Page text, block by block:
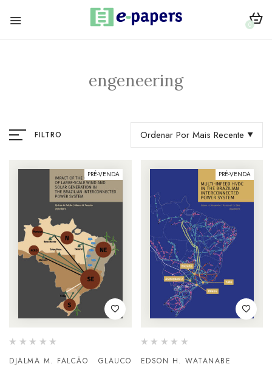
0
engeneering
FILTRO Ordenar Por Mais Recente
PRÉ-VENDA
DJALMA M. FALCÃO
GLAUCO
PRÉ-VENDA
EDSON H. WATANABE